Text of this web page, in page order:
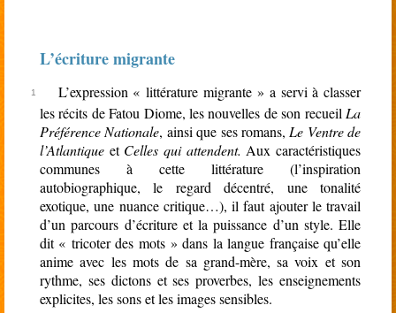
L’écriture migrante
L’expression « littérature migrante » a servi à classer
les récits de Fatou Diome, les nouvelles de son recueilLa
Préférence Nationale, ainsi que ses romans,Le Ventre de
l’Atlantique et Celles qui attendent.Aux caractéristiques
communes à cette littérature (l’inspiration
autobiographique, le regard décentré, une tonalité
exotique, une nuance critique…), il faut ajouter le travail
d’un parcours d’écriture et la puissance d’un style. Elle
dit « tricoter des mots » dans la langue française qu’elle
anime avec les mots de sa grand-mère, sa voix et son
rythme, ses dictons et ses proverbes, les enseignements
explicites, les sons et les images sensibles.